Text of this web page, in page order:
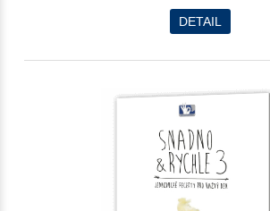
DETAIL